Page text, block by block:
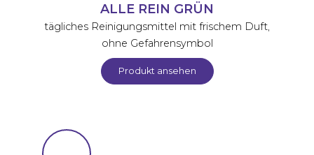
ALLE REIN GRÜN
tägliches Reinigungsmittel mit frischem Duft,
ohne Gefahrensymbol
Produkt ansehen